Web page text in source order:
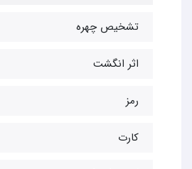
تشخیص چهره
اثر انگشت
رمز
کارت